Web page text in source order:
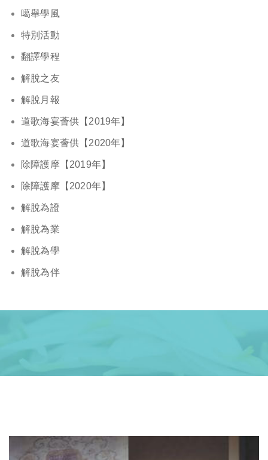
噶舉學風
特別活動
翻譯學程
解脫之友
解脫月報
道歌海宴薈供【2019年】
道歌海宴薈供【2020年】
除障護摩【2019年】
除障護摩【2020年】
解脫為證
解脫為業
解脫為學
解脫為伴